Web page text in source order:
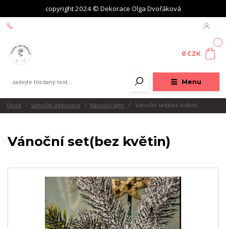
copyright 2024 © Dekorace Olga Dvořáková
Menu
0 CZK
Úvod Vánoční dekorace Vánoční sety Vánoční set(bez květin)
Vánoční set(bez květin)